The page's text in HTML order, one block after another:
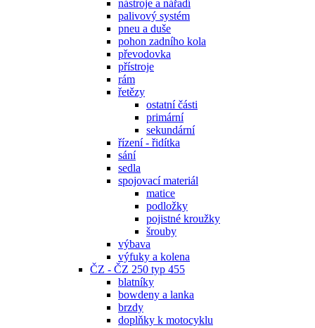
nástroje a nářadí
palivový systém
pneu a duše
pohon zadního kola
převodovka
přístroje
rám
řetězy
ostatní části
primární
sekundární
řízení - řidítka
sání
sedla
spojovací materiál
matice
podložky
pojistné kroužky
šrouby
výbava
výfuky a kolena
ČZ - ČZ 250 typ 455
blatníky
bowdeny a lanka
brzdy
doplňky k motocyklu